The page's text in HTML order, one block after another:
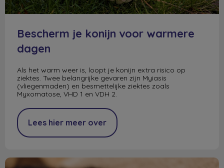
Bescherm je konijn voor warmere
dagen
Als het warm weer is, loopt je konijn extra risico op
ziektes. Twee belangrijke gevaren zijn Myiasis
(vliegenmaden) en besmettelijke ziektes zoals
Myxomatose, VHD 1 en VDH 2.
Lees hier meer over
Last minute vuurwerktips